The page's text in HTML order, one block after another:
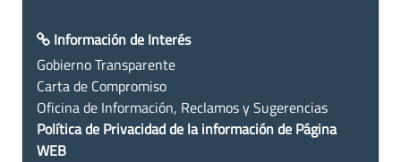
Información de Interés
Gobierno Transparente
Carta de Compromiso
Oficina de Información, Reclamos y Sugerencias
Política de Privacidad de la información de Página
WEB